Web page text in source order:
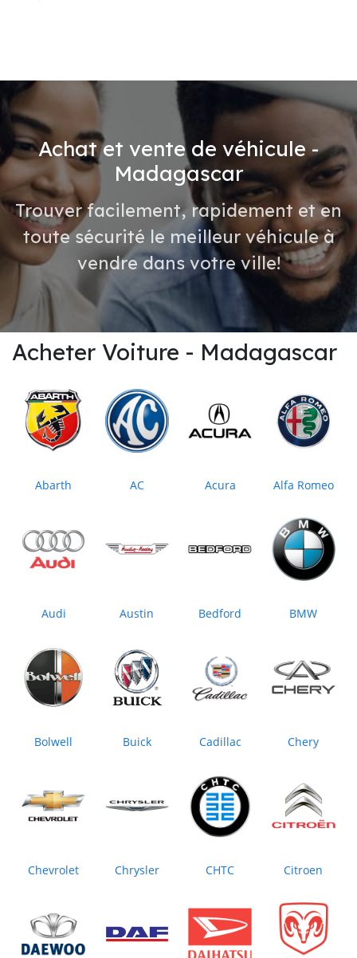
Achat et vente de véhicule -
Madagascar
Trouver facilement, rapidement et en
toute sécurité le meilleur véhicule à
vendre dans votre ville!
Acheter Voiture - Madagascar
Abarth AC Acura Alfa Romeo
Audi Austin Bedford BMW
Bolwell Buick Cadillac Chery
Chevrolet Chrysler CHTC Citroen